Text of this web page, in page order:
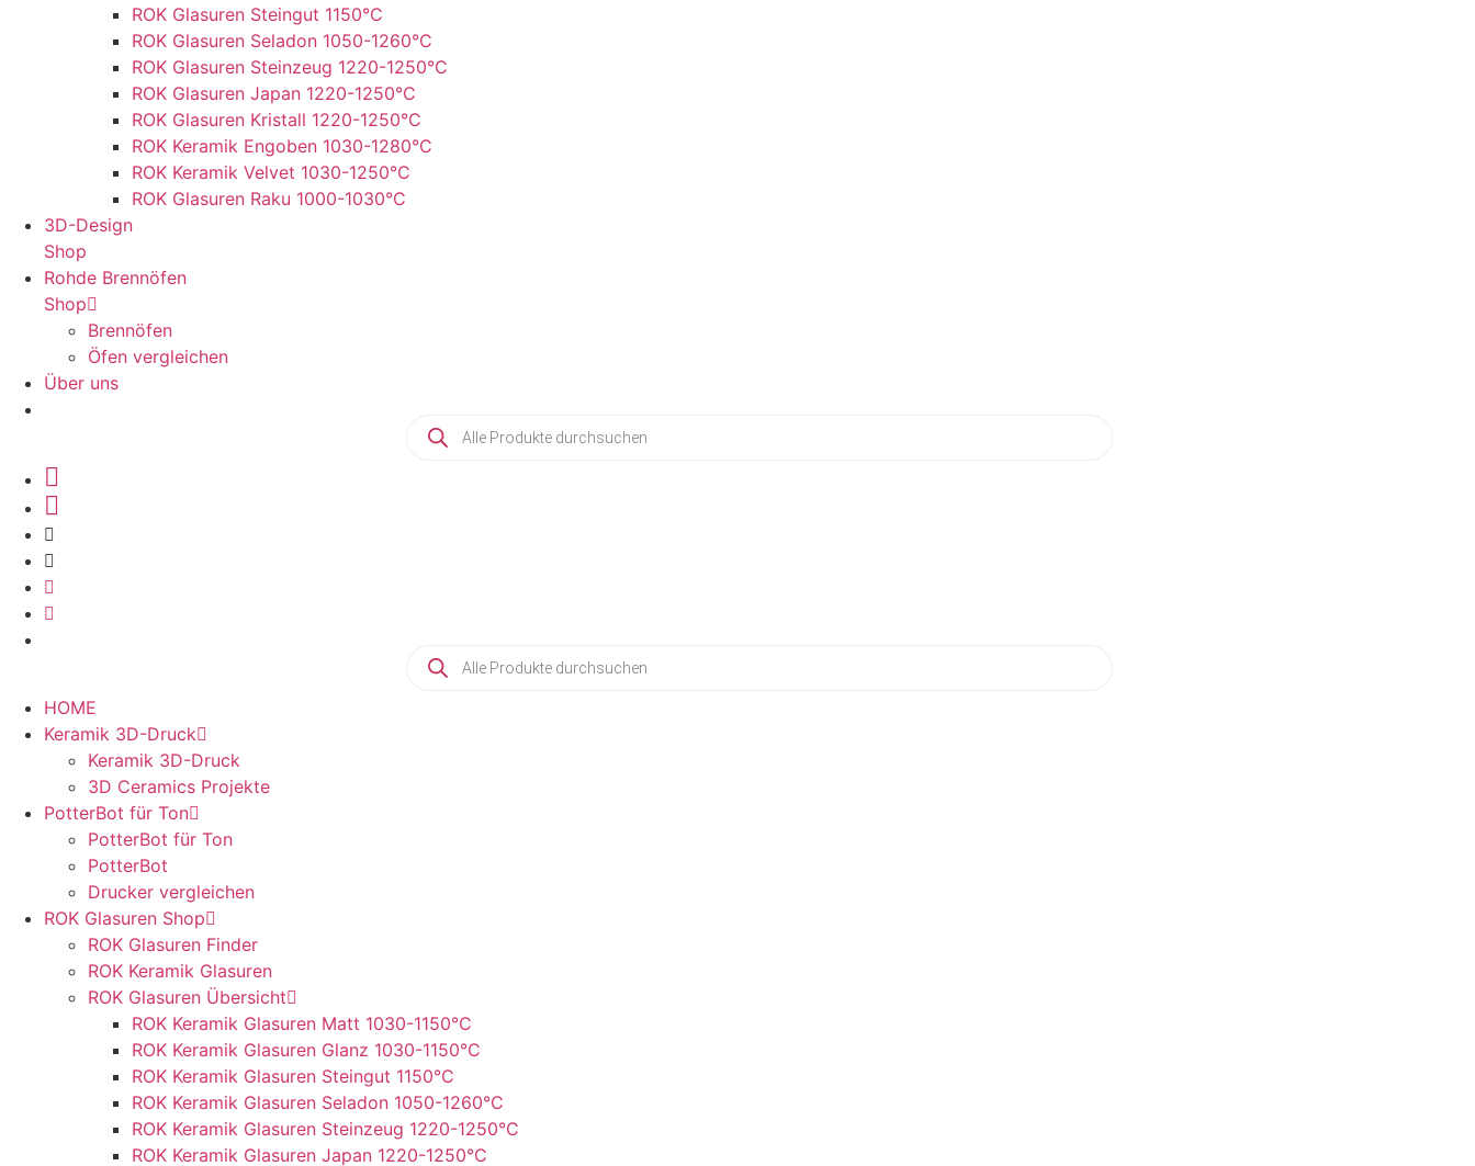
ROK Glasuren Steingut 1150°C
ROK Glasuren Seladon 1050-1260°C
ROK Glasuren Steinzeug 1220-1250°C
ROK Glasuren Japan 1220-1250°C
ROK Glasuren Kristall 1220-1250°C
ROK Keramik Engoben 1030-1280°C
ROK Keramik Velvet 1030-1250°C
ROK Glasuren Raku 1000-1030°C
3D-Design
Shop
Rohde Brennöfen
Shop
Brennöfen
Öfen vergleichen
Über uns
Products
search
Products
search
HOME
Keramik 3D-Druck
Keramik 3D-Druck
3D Ceramics Projekte
PotterBot für Ton
PotterBot für Ton
PotterBot
Drucker vergleichen
ROK Glasuren Shop
ROK Glasuren Finder
ROK Keramik Glasuren
ROK Glasuren Übersicht
ROK Keramik Glasuren Matt 1030-1150°C
ROK Keramik Glasuren Glanz 1030-1150°C
ROK Keramik Glasuren Steingut 1150°C
ROK Keramik Glasuren Seladon 1050-1260°C
ROK Keramik Glasuren Steinzeug 1220-1250°C
ROK Keramik Glasuren Japan 1220-1250°C